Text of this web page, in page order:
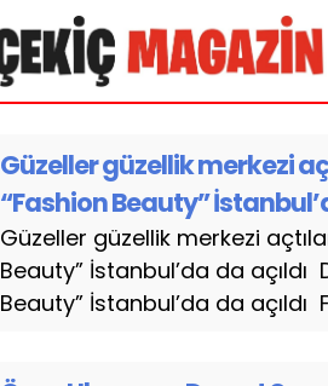
Güzeller güzellik merkezi
“Fashion Beauty”
Güzeller güzellik merkezi
Beauty” İstanbul’da da
Beauty” İstanbul’da da açıldı